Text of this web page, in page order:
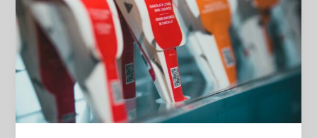
Khái
Niệm
Điểm
Sử
Dụng